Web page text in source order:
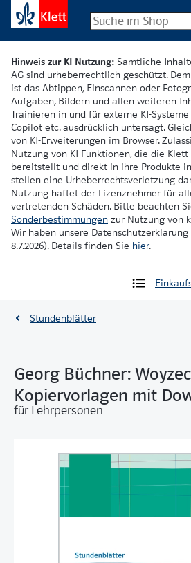
Hinweis zur KI-Nutzung: Sämtliche
AG sind urheberrechtlich geschützt.
ist das Abtippen, Einscannen oder
Aufgaben, Bildern und allen weiteren
Trainieren in und für externe KI-Systeme
Copilot etc. ausdrücklich untersagt.
von KI-Erweiterungen im Browser.
Nutzung von KI-Funktionen, die die
bereitstellt und direkt in ihre Produkte
stellen eine Urheberrechtsverletzung
Nutzung haftet der Lizenznehmer für
vertretenden Schäden. Bitte beachten
Sonderbestimmungen zur Nutzung von
Wir haben unsere
8.7.2026). Details finden Sie hier.
Stundenblätter
Georg Büchner:
Kopiervorlagen mit
für Lehrpersonen